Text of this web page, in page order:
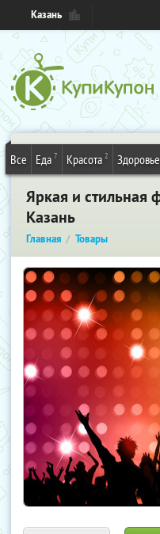
Казань
Все Еда 7 Красота 2 Здоровье
Яркая и стильная
Казань
Главная Товары